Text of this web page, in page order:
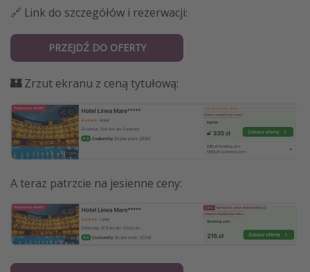
🔗 Link do szczegółów i rezerwacji:
PRZEJDŹ DO OFERTY
🏰Zrzut ekranu z ceną tytułową:
A teraz patrzcie na jesienne ceny: